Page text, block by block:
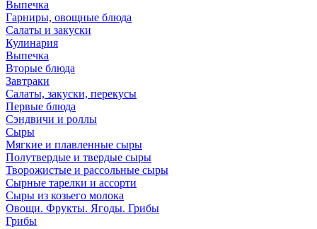
Выпечка
Гарниры, овощные блюда
Салаты и закуски
Кулинария
Выпечка
Вторые блюда
Завтраки
Салаты, закуски, перекусы
Первые блюда
Сэндвичи и роллы
Сыры
Мягкие и плавленные сыры
Полутвердые и твердые сыры
Творожистые и рассольные сыры
Сырные тарелки и ассорти
Сыры из козьего молока
Овощи. Фрукты. Ягоды. Грибы
Грибы